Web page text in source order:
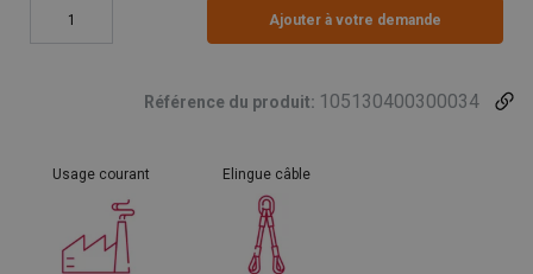
Ajouter à votre demande
Référence du produit: 105130400300034
Usage courant Elingue câble